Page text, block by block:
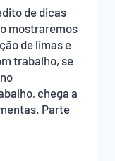
de dicas
mostraremos
de limas e
trabalho, se
chega a
Parte